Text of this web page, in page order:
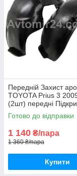
Передній Захист
TOYOTA Prius 3
(2шт) передні
Тойота Пріус 3 пара
Готово до відправки
1 140 ₴/пара
1 360 ₴/пара
Купити